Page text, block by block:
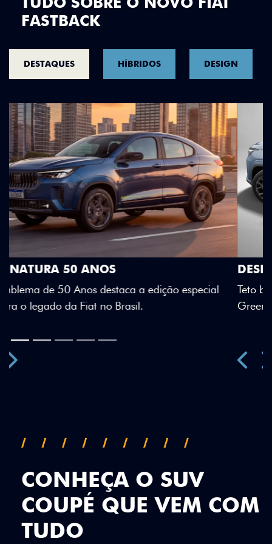
FASTBACK
DESTAQUES HÍBRIDOS DESIGN
DESIGN QUE SE DESTACA
Teto bicolor, adesivos estilizados e detalhes em Citrus
Green criam uma identidade visual única.
CONHEÇA O SUV
COUPÉ QUE VEM COM
TUDO